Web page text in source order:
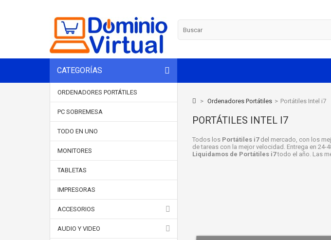
CATEGORÍAS
ORDENADORES PORTÁTILES
PC SOBREMESA
TODO EN UNO
MONITORES
TABLETAS
IMPRESORAS
ACCESORIOS
AUDIO Y VIDEO
> Ordenadores Portátiles > Portátiles Intel i7
PORTÁTILES INTEL I7
Todos los Portátiles i7 del mercado, con los
de tareas con la mejor velocidad. Entrega en 24-
Liquidamos de Portátiles i7todo el año. Las